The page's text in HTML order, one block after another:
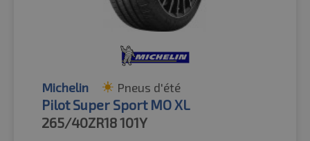
Michelin Pneus d'été
Pilot Super Sport MO XL
265/40ZR18101Y